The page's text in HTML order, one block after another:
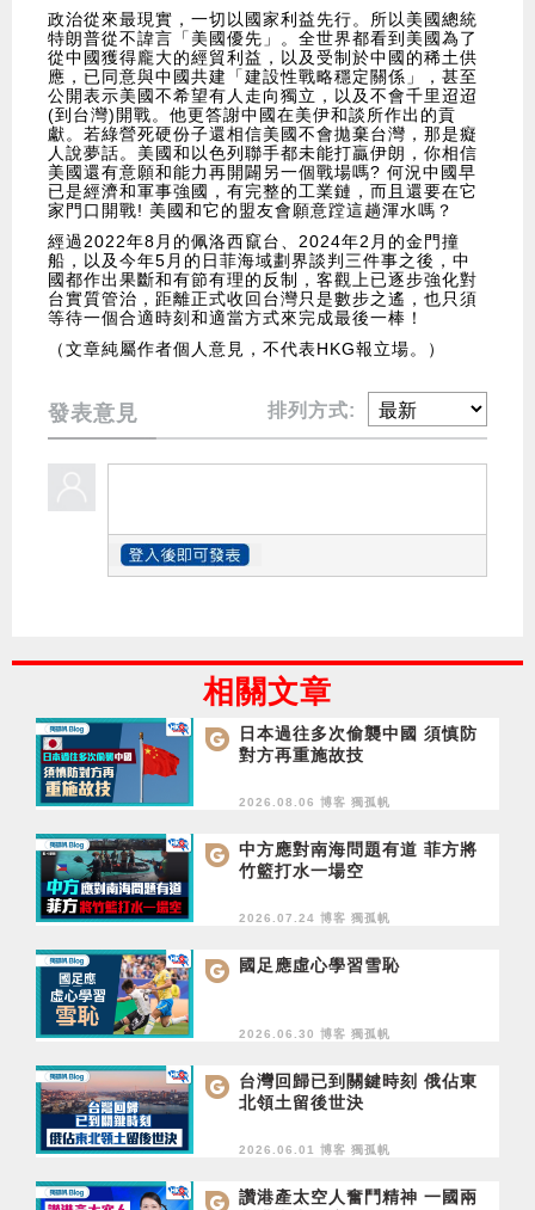
政治從來最現實，一切以國家利益先行。所以美國總統
特朗普從不諱言「美國優先」。全世界都看到美國為了
從中國獲得龐大的經貿利益，以及受制於中國的稀土供
應，已同意與中國共建「建設性戰略穩定關係」，甚至
公開表示美國不希望有人走向獨立，以及不會千里迢迢
(到台灣)開戰。他更答謝中國在美伊和談所作出的貢
獻。若綠營死硬份子還相信美國不會拋棄台灣，那是癡
人說夢話。美國和以色列聯手都未能打贏伊朗，你相信
美國還有意願和能力再開闢另一個戰場嗎? 何況中國早
已是經濟和軍事強國，有完整的工業鏈，而且還要在它
家門口開戰! 美國和它的盟友會願意蹚這趟渾水嗎？
經過2022年8月的佩洛西竄台、2024年2月的金門撞
船，以及今年5月的日菲海域劃界談判三件事之後，中
國都作出果斷和有節有理的反制，客觀上已逐步強化對
台實質管治，距離正式收回台灣只是數步之遙，也只須
等待一個合適時刻和適當方式來完成最後一棒！
（文章純屬作者個人意見，不代表HKG報立場。）
發表意見 排列方式:
相關文章
日本過往多次偷襲中國 須慎防
對方再重施故技
2026.08.06 博客 獨孤帆
中方應對南海問題有道 菲方將
竹籃打水一場空
2026.07.24 博客 獨孤帆
國足應虛心學習雪恥
2026.06.30 博客 獨孤帆
台灣回歸已到關鍵時刻 俄佔東
北領土留後世決
2026.06.01 博客 獨孤帆
讚港產太空人奮鬥精神 一國兩